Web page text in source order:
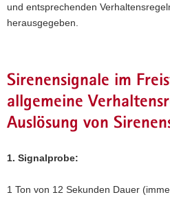
und entsprechenden
herausgegeben.
Sirenensignale im
allgemeine
Auslösung von
1. Signalprobe:
1 Ton von 12 Sekunden Dauer